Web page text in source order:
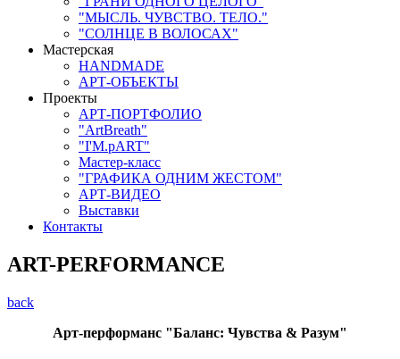
"МЫСЛЬ. ЧУВСТВО. ТЕЛО."
"СОЛНЦЕ В ВОЛОСАХ"
Мастерская
HANDMADE
АРТ-ОБЪЕКТЫ
Проекты
АРТ-ПОРТФОЛИО
"ArtBreath"
"I'M.pART"
Мастер-класс
"ГРАФИКА ОДНИМ ЖЕСТОМ"
АРТ-ВИДЕО
Выставки
Контакты
ART-PERFORMANCE
back
Арт-перформанс "Баланс: Чувства & Разум"